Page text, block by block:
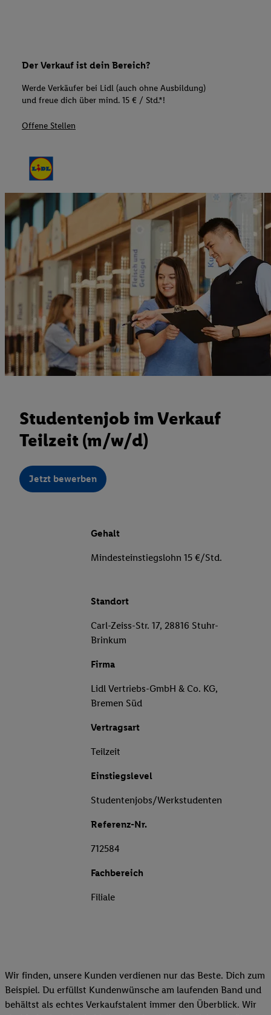
Der Verkauf ist dein Bereich?
Werde Verkäufer bei Lidl (auch ohne Ausbildung)
und freue dich über mind. 15 € / Std.*!
Offene Stellen
Studentenjob im Verkauf
Teilzeit (m/w/d)
Jetzt bewerben
Gehalt
Mindesteinstiegslohn 15 €/Std.
Standort
Carl-Zeiss-Str. 17, 28816 Stuhr-
Brinkum
Firma
Lidl Vertriebs-GmbH & Co. KG,
Bremen Süd
Vertragsart
Teilzeit
Einstiegslevel
Studentenjobs/Werkstudenten
Referenz-Nr.
712584
Fachbereich
Filiale
Wir finden, unsere Kunden verdienen nur das Beste. Dich zum
Beispiel. Du erfüllst Kundenwünsche am laufenden Band und
behältst als echtes Verkaufstalent immer den Überblick. Wir